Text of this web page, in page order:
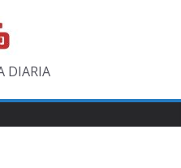
DIARIA